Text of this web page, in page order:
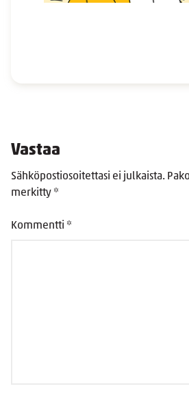
Vastaa
Sähköpostiosoitettasi ei julkaista.
merkitty *
Kommentti *